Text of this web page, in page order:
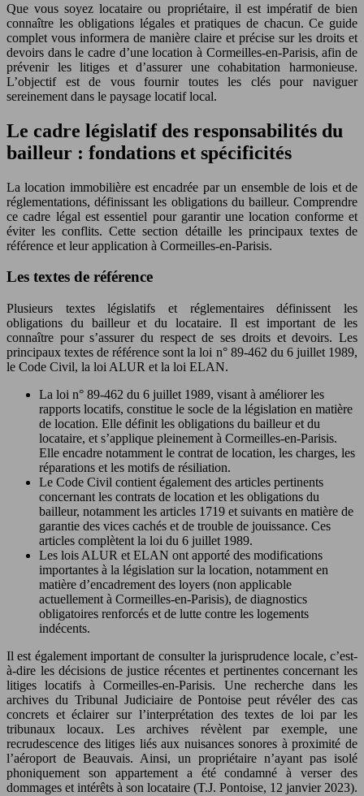
Que vous soyez locataire ou propriétaire, il est impératif de bien
connaître les obligations légales et pratiques de chacun. Ce guide
complet vous informera de manière claire et précise sur les droits et
devoirs dans le cadre d’une location à Cormeilles-en-Parisis, afin de
prévenir les litiges et d’assurer une cohabitation harmonieuse.
L’objectif est de vous fournir toutes les clés pour naviguer
sereinement dans le paysage locatif local.
Le cadre législatif des responsabilités du
bailleur : fondations et spécificités
La location immobilière est encadrée par un ensemble de lois et de
réglementations, définissant les obligations du bailleur. Comprendre
ce cadre légal est essentiel pour garantir une location conforme et
éviter les conflits. Cette section détaille les principaux textes de
référence et leur application à Cormeilles-en-Parisis.
Les textes de référence
Plusieurs textes législatifs et réglementaires définissent les
obligations du bailleur et du locataire. Il est important de les
connaître pour s’assurer du respect de ses droits et devoirs. Les
principaux textes de référence sont la loi n° 89-462 du 6 juillet 1989,
le Code Civil, la loi ALUR et la loi ELAN.
La loi n° 89-462 du 6 juillet 1989, visant à améliorer les
rapports locatifs, constitue le socle de la législation en matière
de location. Elle définit les obligations du bailleur et du
locataire, et s’applique pleinement à Cormeilles-en-Parisis.
Elle encadre notamment le contrat de location, les charges, les
réparations et les motifs de résiliation.
Le Code Civil contient également des articles pertinents
concernant les contrats de location et les obligations du
bailleur, notamment les articles 1719 et suivants en matière de
garantie des vices cachés et de trouble de jouissance. Ces
articles complètent la loi du 6 juillet 1989.
Les lois ALUR et ELAN ont apporté des modifications
importantes à la législation sur la location, notamment en
matière d’encadrement des loyers (non applicable
actuellement à Cormeilles-en-Parisis), de diagnostics
obligatoires renforcés et de lutte contre les logements
indécents.
Il est également important de consulter la jurisprudence locale, c’est-
à-dire les décisions de justice récentes et pertinentes concernant les
litiges locatifs à Cormeilles-en-Parisis. Une recherche dans les
archives du Tribunal Judiciaire de Pontoise peut révéler des cas
concrets et éclairer sur l’interprétation des textes de loi par les
tribunaux locaux. Les archives révèlent par exemple, une
recrudescence des litiges liés aux nuisances sonores à proximité de
l’aéroport de Beauvais. Ainsi, un propriétaire n’ayant pas isolé
phoniquement son appartement a été condamné à verser des
dommages et intérêts à son locataire (T.J. Pontoise, 12 janvier 2023).